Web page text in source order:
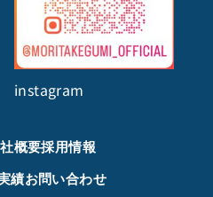
instagram
概要採用情報
績お問い合わせ